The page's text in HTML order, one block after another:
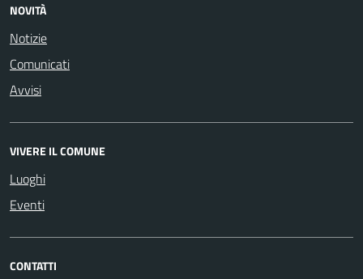
NOVITÀ
Notizie
Comunicati
Avvisi
VIVERE IL COMUNE
Luoghi
Eventi
CONTATTI